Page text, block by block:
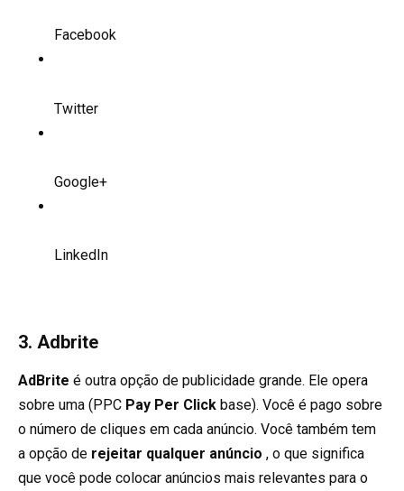
Facebook
Twitter
Google+
LinkedIn
3. Adbrite
AdBrite é outra opção de publicidade grande. Ele opera
sobre uma (PPC Pay Per Click base). Você é pago sobre
o número de cliques em cada anúncio. Você também tem
a opção de rejeitar qualquer anúncio , o que significa
que você pode colocar anúncios mais relevantes para o